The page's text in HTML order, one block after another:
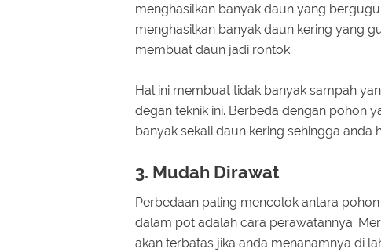
menghasilkan banyak daun yang
menghasilkan banyak daun kering yang
membuat daun jadi rontok.
Hal ini membuat tidak banyak sampah
degan teknik ini. Berbeda dengan pohon
banyak sekali daun kering sehingga anda
3. Mudah Dirawat
Perbedaan paling mencolok antara
dalam pot adalah cara perawatannya.
akan terbatas jika anda menanamnya di